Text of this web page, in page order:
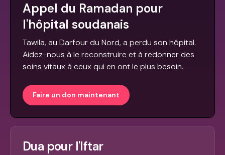
Appel du Ramadan pour
l'hôpital soudanais
Tawila, au Darfour du Nord, a perdu son hôpital.
Aidez-nous à le reconstruire et à redonner des
soins vitaux à ceux qui en ont le plus besoin.
Faire un don maintenant
Dua pour l'Iftar